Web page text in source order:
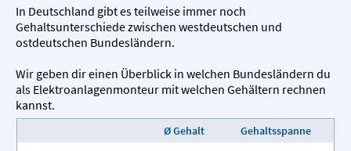
In Deutschland gibt es teilweise immer noch
Gehaltsunterschiede zwischen westdeutschen und
ostdeutschen Bundesländern.
Wir geben dir einen Überblick in welchen Bundesländern du
als Elektroanlagenmonteur mit welchen Gehältern rechnen
kannst.
Ø Gehalt
Gehaltsspanne